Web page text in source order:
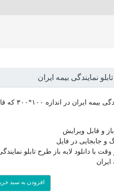
نمایندگی بیمه ایران
فایل
و قابل ویرایش
و جابجایی در فایل
با دانلود لایه باز طرح تابلو
ایران
افزودن به سبد